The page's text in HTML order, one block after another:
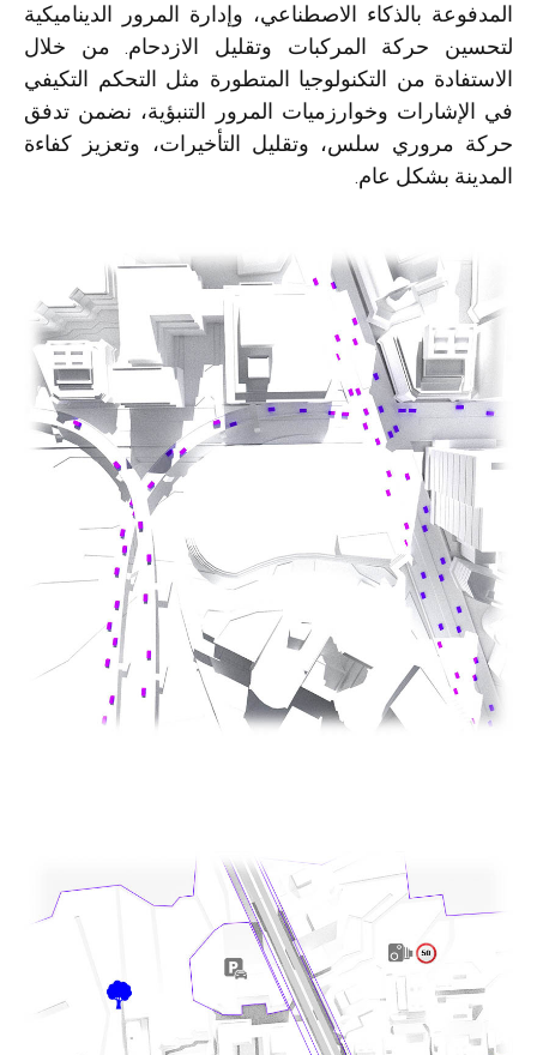
المدفوعة بالذكاء الاصطناعي، وإدارة المرور الديناميكية
لتحسين حركة المركبات وتقليل الازدحام. من خلال
الاستفادة من التكنولوجيا المتطورة مثل التحكم التكيفي
في الإشارات وخوارزميات المرور التنبؤية، نضمن تدفق
حركة مروري سلس، وتقليل التأخيرات، وتعزيز كفاءة
المدينة بشكل عام.